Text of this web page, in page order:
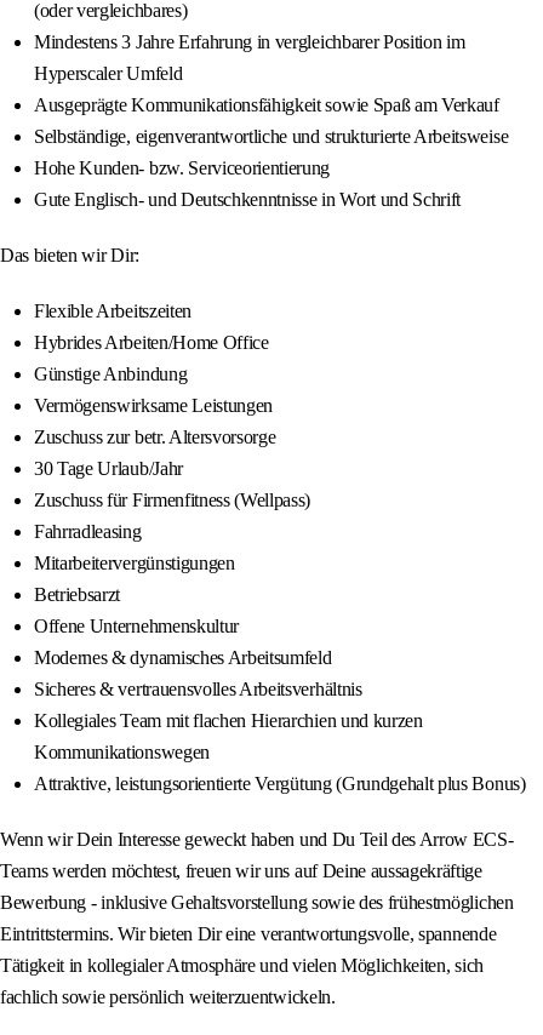
(oder vergleichbares)
Mindestens 3 Jahre Erfahrung in vergleichbarer Position im
Hyperscaler Umfeld
Ausgeprägte Kommunikationsfähigkeit sowie Spaß am Verkauf
Selbständige, eigenverantwortliche und strukturierte Arbeitsweise
Hohe Kunden- bzw. Serviceorientierung
Gute Englisch- und Deutschkenntnisse in Wort und Schrift
Das bieten wir Dir:
Flexible Arbeitszeiten
Hybrides Arbeiten/Home Office
Günstige Anbindung
Vermögenswirksame Leistungen
Zuschuss zur betr. Altersvorsorge
30 Tage Urlaub/Jahr
Zuschuss für Firmenfitness (Wellpass)
Fahrradleasing
Mitarbeitervergünstigungen
Betriebsarzt
Offene Unternehmenskultur
Modernes & dynamisches Arbeitsumfeld
Sicheres & vertrauensvolles Arbeitsverhältnis
Kollegiales Team mit flachen Hierarchien und kurzen
Kommunikationswegen
Attraktive, leistungsorientierte Vergütung (Grundgehalt plus Bonus)
Wenn wir Dein Interesse geweckt haben und Du Teil des Arrow ECS-
Teams werden möchtest, freuen wir uns auf Deine aussagekräftige
Bewerbung - inklusive Gehaltsvorstellung sowie des frühestmöglichen
Eintrittstermins. Wir bieten Dir eine verantwortungsvolle, spannende
Tätigkeit in kollegialer Atmosphäre und vielen Möglichkeiten, sich
fachlich sowie persönlich weiterzuentwickeln.